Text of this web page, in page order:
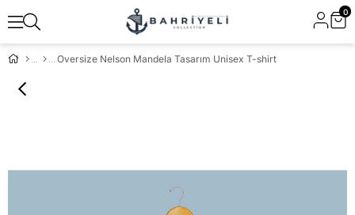
0
Oversize Nelson Mandela Tasarım Unisex T-shirt